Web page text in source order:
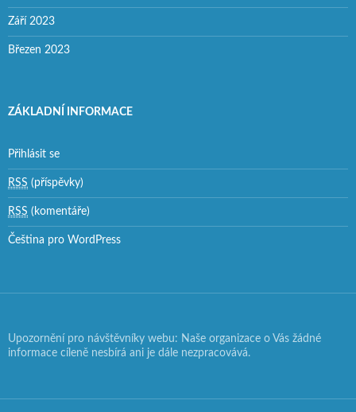
Září 2023
Březen 2023
ZÁKLADNÍ INFORMACE
Přihlásit se
RSS (příspěvky)
RSS (komentáře)
Čeština pro WordPress
Upozornění pro návštěvníky webu: Naše organizace o Vás žádné
informace cíleně nesbírá ani je dále nezpracovává.